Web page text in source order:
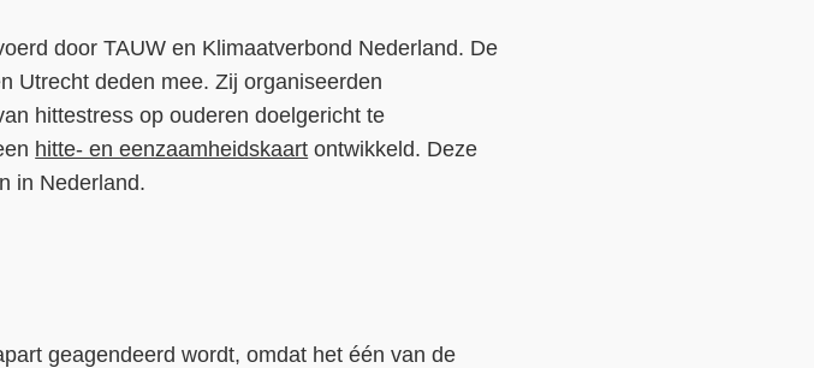
door TAUW en Klimaatverbond Nederland. De
Utrecht deden mee. Zij organiseerden
hittestress op ouderen doelgericht te
hitte- en eenzaamheidskaart ontwikkeld. Deze
in Nederland.
geagendeerd wordt, omdat het één van de